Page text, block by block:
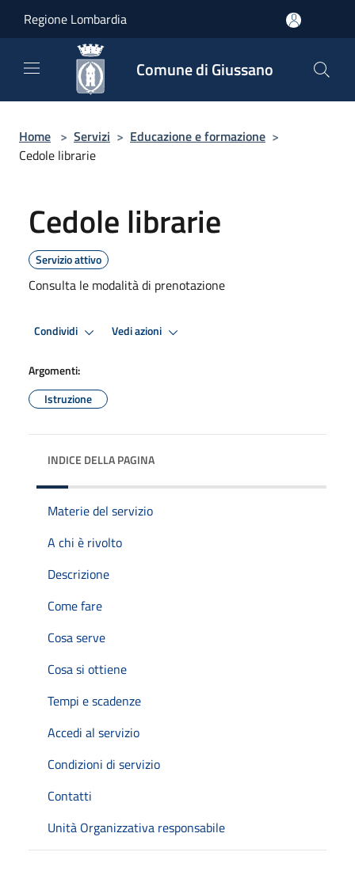
Regione Lombardia
Comune di Giussano
Home > Servizi > Educazione e formazione >
Cedole librarie
Cedole librarie
Servizio attivo
Consulta le modalità di prenotazione
Condividi Vedi azioni
Argomenti:
Istruzione
INDICE DELLA PAGINA
Materie del servizio
A chi è rivolto
Descrizione
Come fare
Cosa serve
Cosa si ottiene
Tempi e scadenze
Accedi al servizio
Condizioni di servizio
Contatti
Unità Organizzativa responsabile